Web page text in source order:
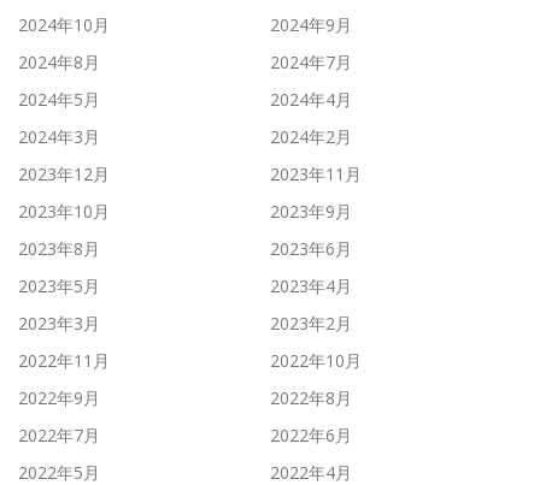
2024年10月
2024年9月
2024年8月
2024年7月
2024年5月
2024年4月
2024年3月
2024年2月
2023年12月
2023年11月
2023年10月
2023年9月
2023年8月
2023年6月
2023年5月
2023年4月
2023年3月
2023年2月
2022年11月
2022年10月
2022年9月
2022年8月
2022年7月
2022年6月
2022年5月
2022年4月